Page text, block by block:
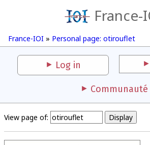
France-
France-IOI » Personal page: otirouflet
Log in
Communauté
View page of: